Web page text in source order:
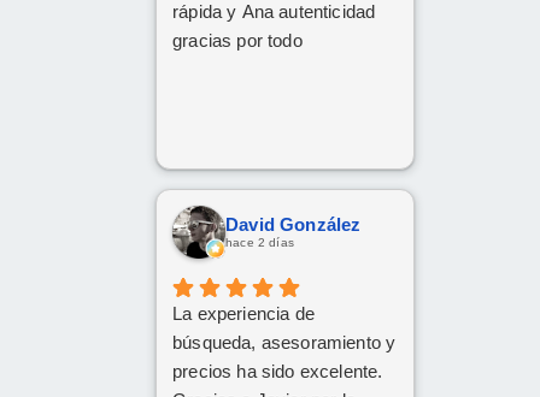
rápida y Ana autenticidad
gracias por todo
David González
hace 2 días
La experiencia de
búsqueda, asesoramiento y
precios ha sido excelente.